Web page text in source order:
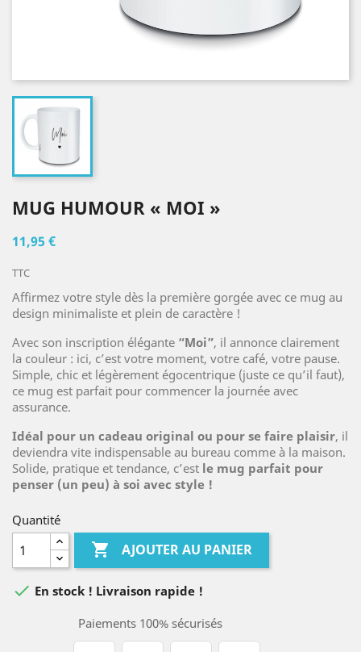
MUG HUMOUR « MOI »
11,95 €
TTC
Affirmez votre style dès la première gorgée avec ce mug au
design minimaliste et plein de caractère !
Avec son inscription élégante “Moi”, il annonce clairement
la couleur : ici, c’est votre moment, votre café, votre pause.
Simple, chic et légèrement égocentrique (juste ce qu’il faut),
ce mug est parfait pour commencer la journée avec
assurance.
Idéal pour un cadeau original ou pour se faire plaisir, il
deviendra vite indispensable au bureau comme à la maison.
Solide, pratique et tendance, c’est le mug parfait pour
penser (un peu) à soi avec style !
Quantité
 AJOUTER AU PANIER
 En stock ! Livraison rapide !
Paiements 100% sécurisés